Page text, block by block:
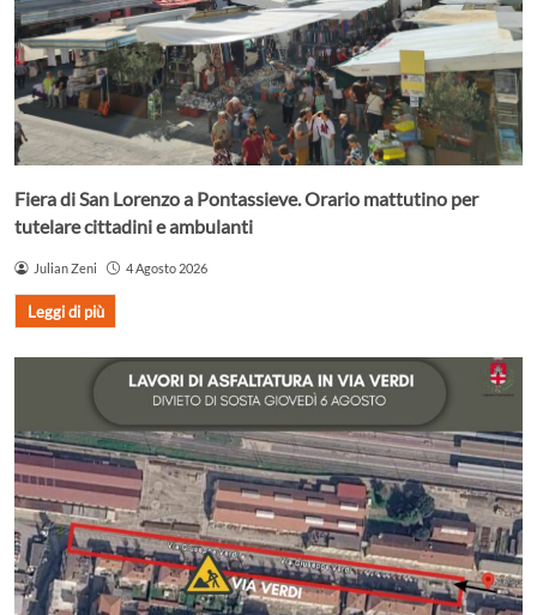
Fiera di San Lorenzo a Pontassieve. Orario mattutino per
tutelare cittadini e ambulanti
Julian Zeni 4 Agosto 2026
Leggi di più